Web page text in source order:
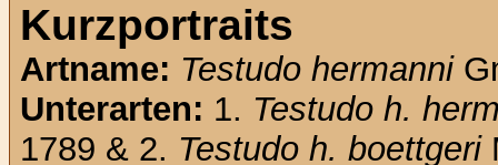
Kurzportraits
Artname: Testudo hermanni
Unterarten: 1. Testudo h.
1789 & 2. Testudo h. boettgeri